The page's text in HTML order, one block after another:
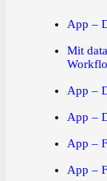
App –
Mit
App –
App –
App –
App –